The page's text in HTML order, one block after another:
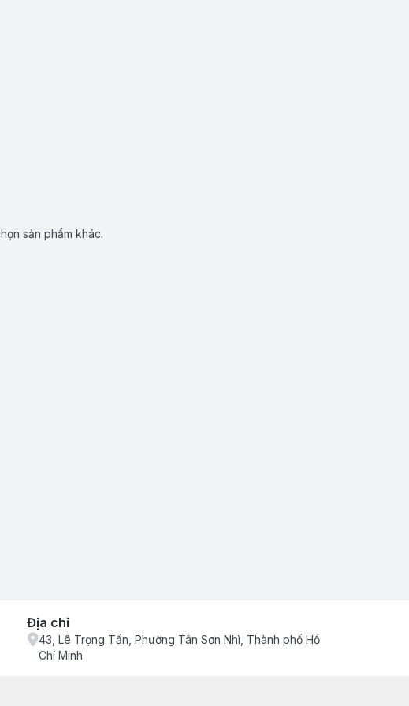
sản phẩm khác.
Địa chỉ
43, Lê Trọng Tấn, Phường Tân Sơn Nhì, Thành phố Hồ
Chí Minh